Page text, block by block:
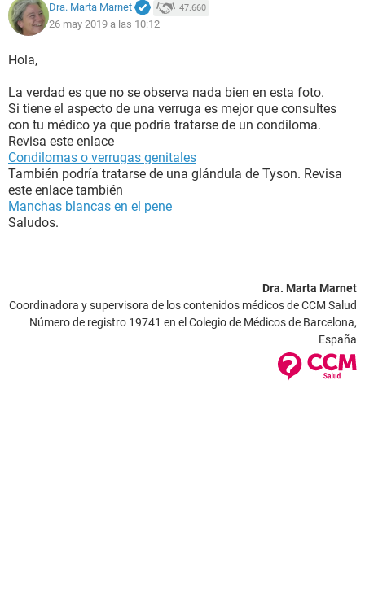
Dra. Marta Marnet 47.660
26 may 2019 a las 10:12
Hola,
La verdad es que no se observa nada bien en esta foto.
Si tiene el aspecto de una verruga es mejor que consultes
con tu médico ya que podría tratarse de un condiloma.
Revisa este enlace
Condilomas o verrugas genitales
También podría tratarse de una glándula de Tyson. Revisa
este enlace también
Manchas blancas en el pene
Saludos.
Dra. Marta Marnet
Coordinadora y supervisora de los contenidos médicos de CCM Salud
Número de registro 19741 en el Colegio de Médicos de Barcelona,
España